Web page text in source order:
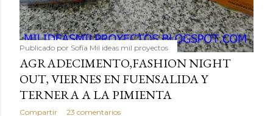
Publicado por Sofía Mil ideas mil proyectos
AGRADECIMENTO,FASHION NIGHT
OUT, VIERNES EN FUENSALIDA Y
TERNERA A LA PIMIENTA
Compartir 23 comentarios